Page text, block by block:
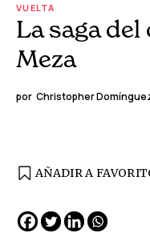
VUELTA
La saga
Meza
por Christopher
AÑADIR A